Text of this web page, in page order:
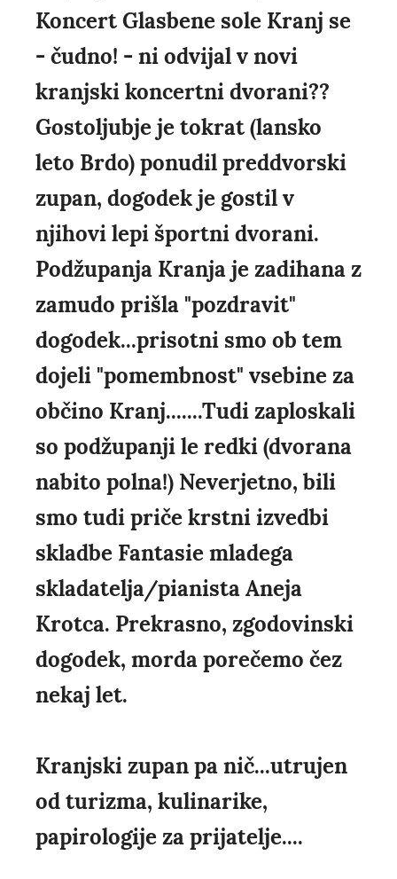
Koncert Glasbene sole Kranj se
- čudno! - ni odvijal v novi
kranjski koncertni dvorani??
Gostoljubje je tokrat (lansko
leto Brdo) ponudil preddvorski
zupan, dogodek je gostil v
njihovi lepi športni dvorani.
Podžupanja Kranja je zadihana z
zamudo prišla "pozdravit"
dogodek...prisotni smo ob tem
dojeli "pomembnost" vsebine za
občino Kranj.......Tudi zaploskali
so podžupanji le redki (dvorana
nabito polna!) Neverjetno, bili
smo tudi priče krstni izvedbi
skladbe Fantasie mladega
skladatelja/pianista Aneja
Krotca. Prekrasno, zgodovinski
dogodek, morda porečemo čez
nekaj let.
Kranjski zupan pa nič...utrujen
od turizma, kulinarike,
papirologije za prijatelje....